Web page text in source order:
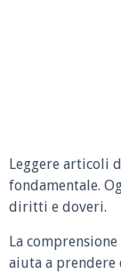
Leggere articoli
fondamentale.
diritti e doveri.
La
aiuta a prendere